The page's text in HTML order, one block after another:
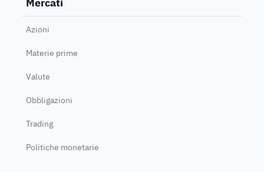
Azioni
Materie prime
Valute
Obbligazioni
Trading
Politiche monetarie